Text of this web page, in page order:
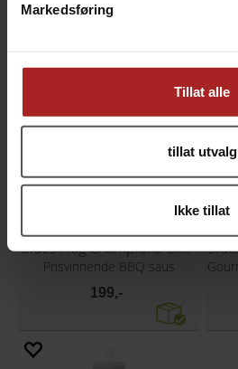
Markedsføring
Tillat alle
tillat utvalg
Ikke tillat
Blues Hog Champions' Blend 680g
Prisvinnende BBQ saus
199,-